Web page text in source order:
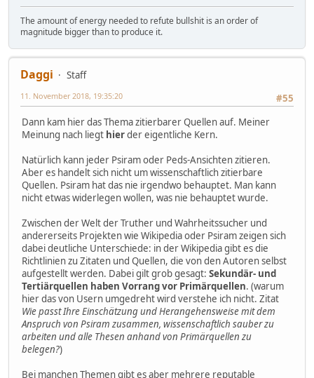
The amount of energy needed to refute bullshit is an order of
magnitude bigger than to produce it.
Daggi
Staff
#55
11. November 2018, 19:35:20
Dann kam hier das Thema zitierbarer Quellen auf. Meiner
Meinung nach liegt hierder eigentliche Kern.
Natürlich kann jeder Psiram oder Peds-Ansichten zitieren.
Aber es handelt sich nicht um wissenschaftlich zitierbare
Quellen. Psiram hat das nie irgendwo behauptet. Man kann
nicht etwas widerlegen wollen, was nie behauptet wurde.
Zwischen der Welt der Truther und Wahrheitssucher und
andererseits Projekten wie Wikipedia oder Psiram zeigen sich
dabei deutliche Unterschiede: in der Wikipedia gibt es die
Richtlinien zu Zitaten und Quellen, die von den Autoren selbst
aufgestellt werden. Dabei gilt grob gesagt: Sekundär- und
Tertiärquellen haben Vorrang vor Primärquellen. (warum
hier das von Usern umgedreht wird verstehe ich nicht. Zitat
Wie passt Ihre Einschätzung und Herangehensweise mit dem
Anspruch von Psiram zusammen, wissenschaftlich sauber zu
arbeiten und alle Thesen anhand von Primärquellen zu
belegen?)
Bei manchen Themen gibt es aber mehrere reputable